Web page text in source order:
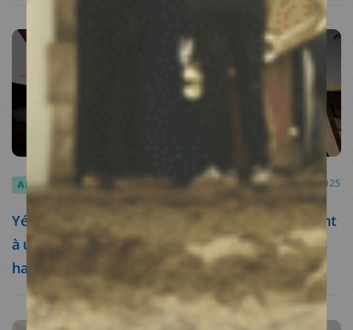
ARTICLES 23.05.2025
Yémen : Les organisations humanitaires appellent
à une action immédiate lors de la 7e réunion des
hauts fonctionnaires